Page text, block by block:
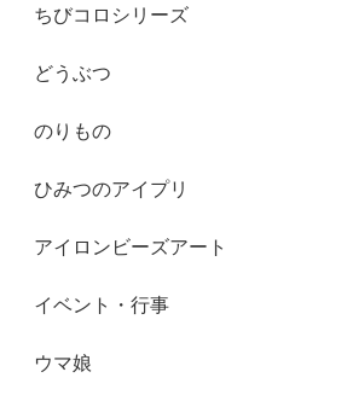
ちびコロシリーズ
どうぶつ
のりもの
ひみつのアイプリ
アイロンビーズアート
イベント・行事
ウマ娘